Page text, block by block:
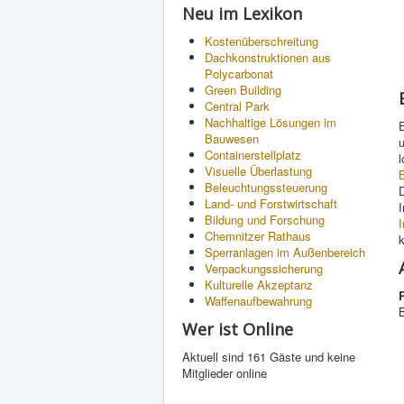
Neu im Lexikon
Kostenüberschreitung
Dachkonstruktionen aus
Polycarbonat
Green Building
Central Park
Nachhaltige Lösungen im
Bauwesen
Containerstellplatz
Visuelle Überlastung
Beleuchtungssteuerung
Land- und Forstwirtschaft
Bildung und Forschung
Chemnitzer Rathaus
Sperranlagen im Außenbereich
Verpackungssicherung
Kulturelle Akzeptanz
Waffenaufbewahrung
Wer ist Online
Aktuell sind 161 Gäste und keine
Mitglieder online